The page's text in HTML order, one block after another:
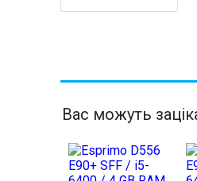
Вас можуть